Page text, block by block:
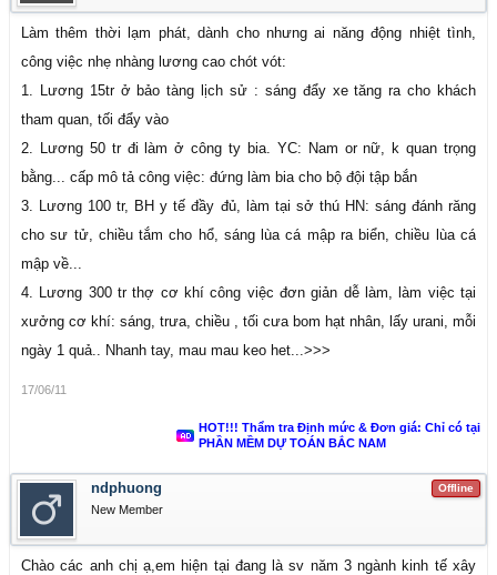
Làm thêm thời lạm phát, dành cho nhưng ai năng động nhiệt tình,
công việc nhẹ nhàng lương cao chót vót:
1. Lương 15tr ở bảo tàng lịch sử : sáng đẩy xe tăng ra cho khách
tham quan, tối đẩy vào
2. Lương 50 tr đi làm ở công ty bia. YC: Nam or nữ, k quan trọng
bằng... cấp mô tả công việc: đứng làm bia cho bộ đội tập bắn
3. Lương 100 tr, BH y tế đầy đủ, làm tại sở thú HN: sáng đánh răng
cho sư tử, chiều tắm cho hổ, sáng lùa cá mập ra biển, chiều lùa cá
mập về...
4. Lương 300 tr thợ cơ khí công việc đơn giản dễ làm, làm việc tại
xưởng cơ khí: sáng, trưa, chiều , tối cưa bom hạt nhân, lấy urani, mỗi
ngày 1 quả.. Nhanh tay, mau mau keo het...>>>
17/06/11
HOT!!! Thẩm tra Định mức & Đơn giá: Chỉ có tại
PHẦN MỀM DỰ TOÁN BẮC NAM
Offline
ndphuong
New Member
Chào các anh chị ạ,em hiện tại đang là sv năm 3 ngành kinh tế xây